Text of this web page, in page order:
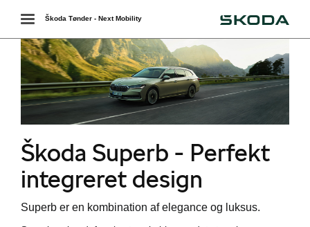
Toggle
navigation
Škoda Tønder - Next Mobility
Škoda Superb - Perfekt
integreret design
Superb er en kombination af elegance og luksus.